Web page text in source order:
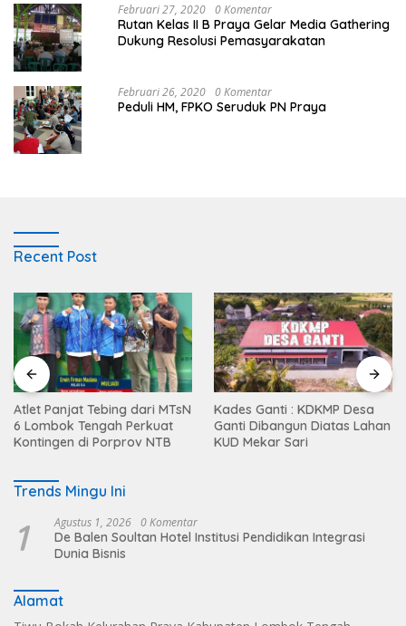
Februari 27, 2020 0 Komentar
Rutan Kelas II B Praya Gelar Media Gathering
Dukung Resolusi Pemasyarakatan
Februari 26, 2020 0 Komentar
Peduli HM, FPKO Seruduk PN Praya
Recent Post
Atlet Panjat Tebing dari MTsN
6 Lombok Tengah Perkuat
Kontingen di Porprov NTB
Kades Ganti : KDKMP Desa
Ganti Dibangun Diatas Lahan
KUD Mekar Sari
Trends Mingu Ini
1 Agustus 1, 2026 0 Komentar
De Balen Soultan Hotel Institusi Pendidikan Integrasi
Dunia Bisnis
Alamat